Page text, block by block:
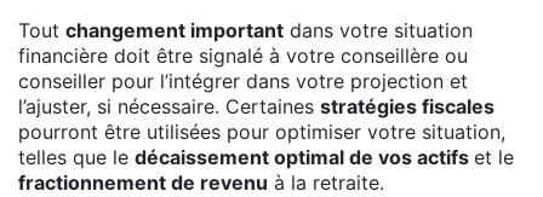
Tout changement important dans votre situation
financière doit être signalé à votre conseillère ou
conseiller pour l’intégrer dans votre projection et
l’ajuster, si nécessaire. Certaines stratégies fiscales
pourront être utilisées pour optimiser votre situation,
telles que le décaissement optimal de vos actifs et le
fractionnement de revenu à la retraite.